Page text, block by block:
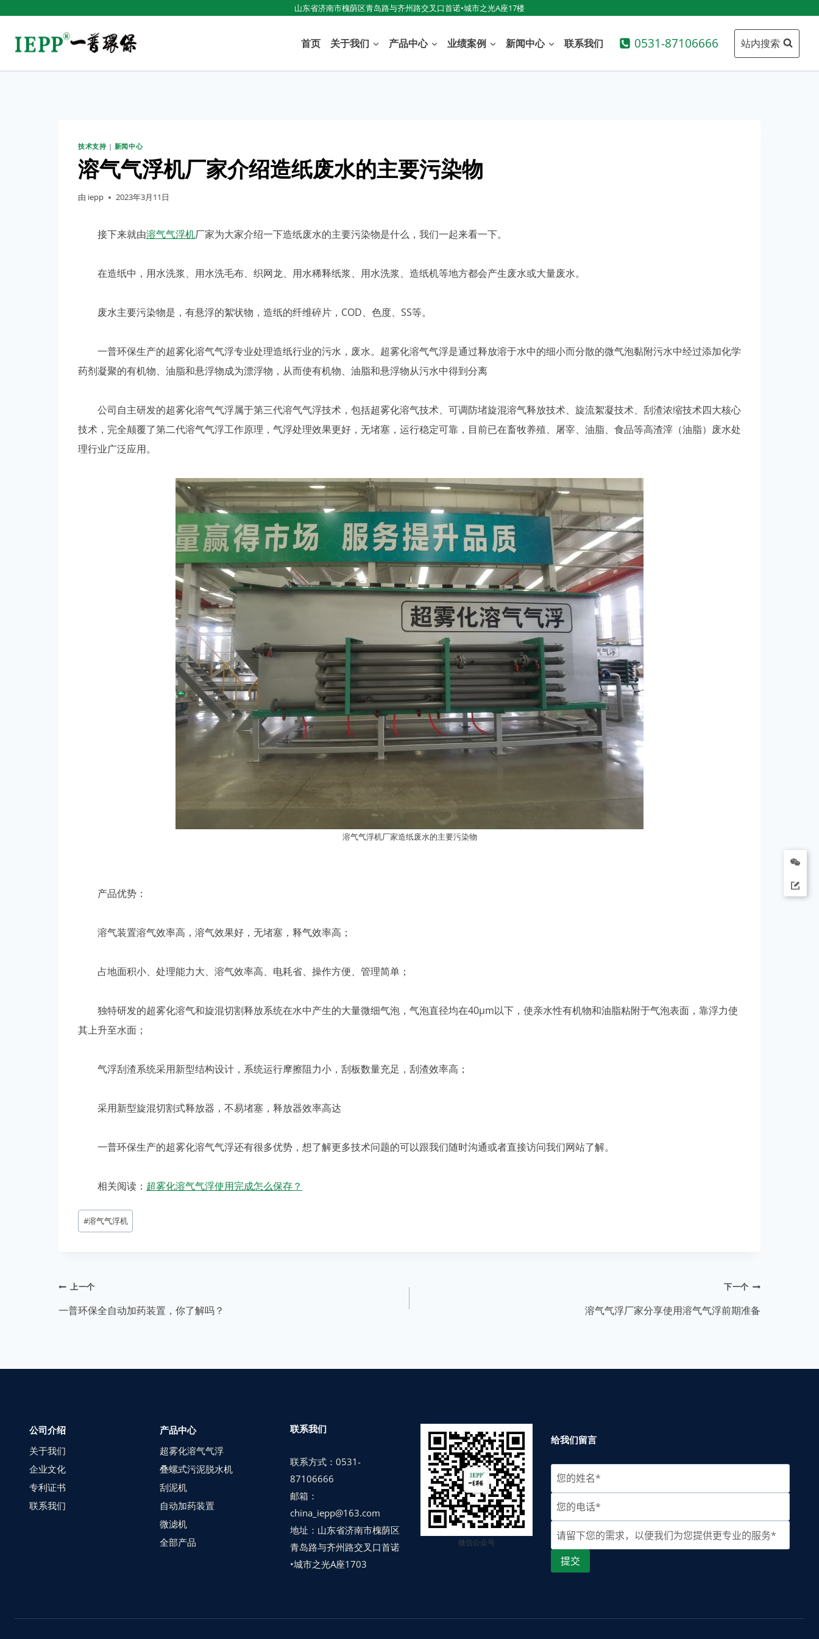
山东省济南市槐荫区青岛路与齐州路交叉口首诺•城市之光A座17楼
首页 关于我们 产品中心 业绩案例 新闻中心 联系我们 0531-87106666 站内搜索
技术支持 | 新闻中心
溶气气浮机厂家介绍造纸废水的主要污染物
由 iepp 2023年3月11日
接下来就由溶气气浮机厂家为大家介绍一下造纸废水的主要污染物是什么，我们一起来看一下。
在造纸中，用水洗浆、用水洗毛布、织网龙、用水稀释纸浆、用水洗浆、造纸机等地方都会产生废水或大量废水。
废水主要污染物是，有悬浮的絮状物，造纸的纤维碎片，COD、色度、SS等。
一普环保生产的超雾化溶气气浮专业处理造纸行业的污水，废水。超雾化溶气气浮是通过释放溶于水中的细小而分散的微气泡黏附污水中经过添加化学
药剂凝聚的有机物、油脂和悬浮物成为漂浮物，从而使有机物、油脂和悬浮物从污水中得到分离
公司自主研发的超雾化溶气气浮属于第三代溶气气浮技术，包括超雾化溶气技术、可调防堵旋混溶气释放技术、旋流絮凝技术、刮渣浓缩技术四大核心
技术，完全颠覆了第二代溶气气浮工作原理，气浮处理效果更好，无堵塞，运行稳定可靠，目前已在畜牧养殖、屠宰、油脂、食品等高渣滓（油脂）废水处
理行业广泛应用。
溶气气浮机厂家造纸废水的主要污染物
产品优势：
溶气装置溶气效率高，溶气效果好，无堵塞，释气效率高；
占地面积小、处理能力大、溶气效率高、电耗省、操作方便、管理简单；
独特研发的超雾化溶气和旋混切割释放系统在水中产生的大量微细气泡，气泡直径均在40μm以下，使亲水性有机物和油脂粘附于气泡表面，靠浮力使
其上升至水面；
气浮刮渣系统采用新型结构设计，系统运行摩擦阻力小，刮板数量充足，刮渣效率高；
采用新型旋混切割式释放器，不易堵塞，释放器效率高达
一普环保生产的超雾化溶气气浮还有很多优势，想了解更多技术问题的可以跟我们随时沟通或者直接访问我们网站了解。
相关阅读： 超雾化溶气气浮使用完成怎么保存？
#溶气气浮机
上一个
一普环保全自动加药装置，你了解吗？
下一个
溶气气浮厂家分享使用溶气气浮前期准备
公司介绍
关于我们
企业文化
专利证书
联系我们
产品中心
超雾化溶气气浮
叠螺式污泥脱水机
刮泥机
自动加药装置
微滤机
全部产品
联系我们
联系方式：0531-
87106666
邮箱：
china_iepp@163.com
地址：山东省济南市槐荫区
青岛路与齐州路交叉口首诺
•城市之光A座1703
微信公众号
给我们留言